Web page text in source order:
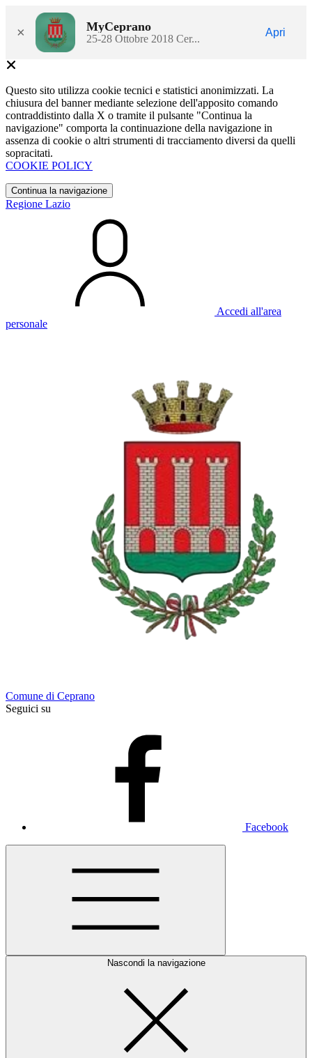
× MyCeprano
25-28 Ottobre 2018 Cer...
Apri
Questo sito utilizza cookie tecnici e statistici anonimizzati. La
chiusura del banner mediante selezione dell'apposito comando
contraddistinto dalla X o tramite il pulsante "Continua la
navigazione" comporta la continuazione della navigazione in
assenza di cookie o altri strumenti di tracciamento diversi da quelli
sopracitati.
COOKIE POLICY
Continua la navigazione
Regione Lazio
Accedi all'area
personale
Comune di Ceprano
Seguici su
Facebook
Nascondi la navigazione